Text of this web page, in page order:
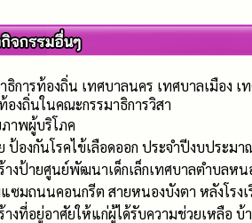
การท้องถิ่น เทศบาลนคร เทศบาลเมือง
องถิ่นในคณะกรรมาธิการวิสา
ภาพผู้บริโภค
ป้องกันโรคไข้เลือดออก ประจำปีงบประม
งป้ายศูนย์พัฒนาเด็กเล็กเทศบาลตำบลหน
ซมถนนคอนกรีต สายหนองบังตา หลังโรง
างที่อยู่อาศัยให้แก่ผู้ได้รับความช่วยเหลือ